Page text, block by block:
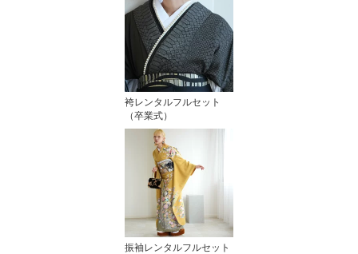
袴レンタルフルセット
（卒業式）
振袖レンタルフルセット